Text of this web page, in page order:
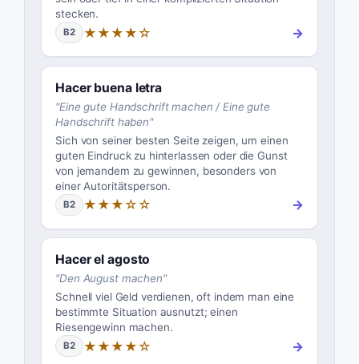
stecken.
B2 ★★★★☆ →
Hacer buena letra
"Eine gute Handschrift machen / Eine gute
Handschrift haben"
Sich von seiner besten Seite zeigen, um einen
guten Eindruck zu hinterlassen oder die Gunst
von jemandem zu gewinnen, besonders von
einer Autoritätsperson.
B2 ★★★☆☆ →
Hacer el agosto
"Den August machen"
Schnell viel Geld verdienen, oft indem man eine
bestimmte Situation ausnutzt; einen
Riesengewinn machen.
B2 ★★★★☆ →